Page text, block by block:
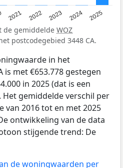
2021 2022 2023 2024 2025
de gemiddelde WOZ
postcodegebied 3448 CA.
in het
is met €653.778 gestegen
in 2025 (dat is een
Het gemiddelde verschil per
van 2016 tot en met 2025
ontwikkeling van de data
stijgende trend: De
de woningwaarden per